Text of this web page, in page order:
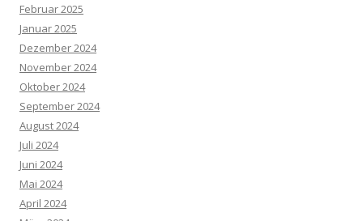
Februar 2025
Januar 2025
Dezember 2024
November 2024
Oktober 2024
September 2024
August 2024
Juli 2024
Juni 2024
Mai 2024
April 2024